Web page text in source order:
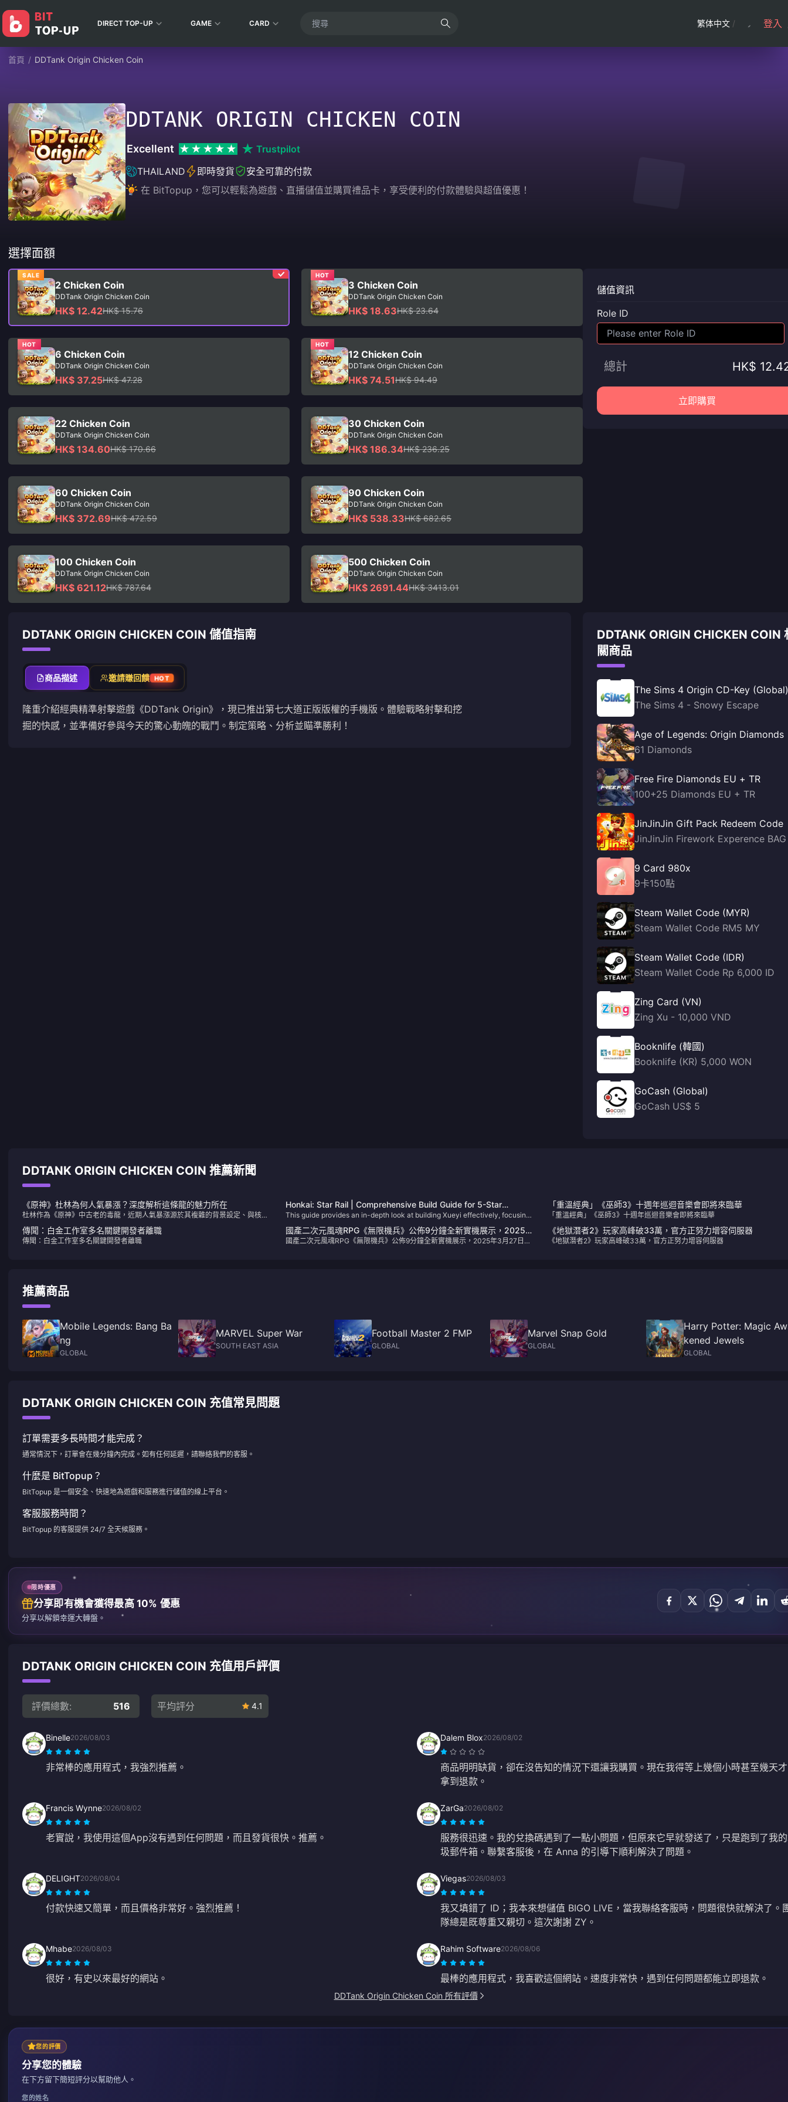
DIRECT TOP-UP GAME CARD 繁体中文 / 登入
首頁 / DDTank Origin Chicken Coin
DDTANK ORIGIN CHICKEN COIN
Excellent
Trustpilot
THAILAND
即時發貨
安全可靠的付款
在 BitTopup，您可以輕鬆為遊戲、直播儲值並購買禮品卡，享受便利的付款體驗與超值優惠！
選擇面額
SALE
2 Chicken Coin
DDTank Origin Chicken Coin
HK$ 12.42HK$ 15.76
HOT
3 Chicken Coin
DDTank Origin Chicken Coin
HK$ 18.63HK$ 23.64
HOT
6 Chicken Coin
DDTank Origin Chicken Coin
HK$ 37.25HK$ 47.28
HOT
12 Chicken Coin
DDTank Origin Chicken Coin
HK$ 74.51HK$ 94.49
22 Chicken Coin
DDTank Origin Chicken Coin
HK$ 134.60HK$ 170.66
30 Chicken Coin
DDTank Origin Chicken Coin
HK$ 186.34HK$ 236.25
60 Chicken Coin
DDTank Origin Chicken Coin
HK$ 372.69HK$ 472.59
90 Chicken Coin
DDTank Origin Chicken Coin
HK$ 538.33HK$ 682.65
100 Chicken Coin
DDTank Origin Chicken Coin
HK$ 621.12HK$ 787.64
500 Chicken Coin
DDTank Origin Chicken Coin
HK$ 2691.44HK$ 3413.01
儲值資訊
Role ID
總計 HK$
立即購買
DDTANK ORIGIN CHICKEN COIN 儲值指南
商品描述 邀請賺回饋 HOT
隆重介紹經典精準射擊遊戲《DDTank Origin》，現已推出第七大道正版版權的手機版。體驗戰略射擊和挖
掘的快感，並準備好參與今天的驚心動魄的戰鬥。制定策略、分析並瞄準勝利！
DDTANK ORIGIN CHICKEN COIN
關商品
The Sims 4 Origin CD-Key (Global)
The Sims 4 - Snowy Escape
Age of Legends: Origin Diamonds
61 Diamonds
Free Fire Diamonds EU + TR
100+25 Diamonds EU + TR
JinJinJin Gift Pack Redeem Code
JinJinJin Firework Experence BAG
9 Card 980x
9卡150點
Steam Wallet Code (MYR)
Steam Wallet Code RM5 MY
Steam Wallet Code (IDR)
Steam Wallet Code Rp 6,000 ID
Zing Card (VN)
Zing Xu - 10,000 VND
Booknlife (韓國)
Booknlife (KR) 5,000 WON
GoCash (Global)
GoCash US$ 5
DDTANK ORIGIN CHICKEN COIN 推薦新聞
《原神》杜林為何人氣暴漲？深度解析這條龍的魅力所在
杜林作為《原神》中古老的毒龍，近期人氣暴漲源於其複雜的背景設定、與核心
角色深度關聯，以及玩家對其悲劇色彩的強烈情感共鳴。
Honkai: Star Rail | Comprehensive Build Guide for 5-Star
Character Xueyi
This guide provides an in-depth look at building Xueyi effectively, focusing
on her Break Effect capabilities and Quantum damage potential.​
「重溫經典」《巫師3》十週年巡迴音樂會即將來臨華
「重溫經典」《巫師3》十週年巡迴音樂會即將來臨華
傳聞：白金工作室多名關鍵開發者離職
傳聞：白金工作室多名關鍵開發者離職
國產二次元風魂RPG《無限機兵》公佈9分鐘全新實機展示，2025年
3月27日正式販售
國產二次元風魂RPG《無限機兵》公佈9分鐘全新實機展示，2025年3月27日正
《地獄潛者2》玩家高峰破33萬，官方正努力增容伺服器
《地獄潛者2》玩家高峰破33萬，官方正努力增容伺服器
推薦商品
Mobile Legends: Bang Ba
ng
GLOBAL
MARVEL Super War
SOUTH EAST ASIA
Football Master 2 FMP
GLOBAL
Marvel Snap Gold
GLOBAL
Harry Potter: Magic
kened Jewels
GLOBAL
DDTANK ORIGIN CHICKEN COIN 充值常見問題
訂單需要多長時間才能完成？
通常情況下，訂單會在幾分鐘內完成。如有任何延遲，請聯絡我們的客服。
什麼是 BitTopup？
BitTopup 是一個安全、快速地為遊戲和服務進行儲值的線上平台。
客服服務時間？
BitTopup 的客服提供 24/7 全天候服務。
限時優惠
分享即有機會獲得最高 10% 優惠
分享以解鎖幸運大轉盤。
DDTANK ORIGIN CHICKEN COIN 充值用戶評價
評價總數: 516 平均評分 4.1
Binelle2026/08/03
非常棒的應用程式，我強烈推薦。
Dalem Blox2026/08/02
商品明明缺貨，卻在沒告知的情況下還讓我購買。現在我得等上幾個小時甚至幾天
拿到退款。
Francis Wynne2026/08/02
老實說，我使用這個App沒有遇到任何問題，而且發貨很快。推薦。
ZarGa2026/08/02
服務很迅速。我的兌換碼遇到了一點小問題，但原來它早就發送了，只是跑到了我
圾郵件箱。聯繫客服後，在 Anna 的引導下順利解決了問題。
DELIGHT2026/08/04
付款快速又簡單，而且價格非常好。強烈推薦！
Viegas2026/08/03
我又填錯了 ID；我本來想儲值 BIGO LIVE，當我聯絡客服時，問題很快就解決了。
隊總是既尊重又親切。這次謝謝 ZY。
Mhabe2026/08/03
很好，有史以來最好的網站。
Rahim Software2026/08/06
最棒的應用程式，我喜歡這個網站。速度非常快，遇到任何問題都能立即退款。
DDTank Origin Chicken Coin 所有評價
您的評價
分享您的體驗
在下方留下簡短評分以幫助他人。
您的姓名